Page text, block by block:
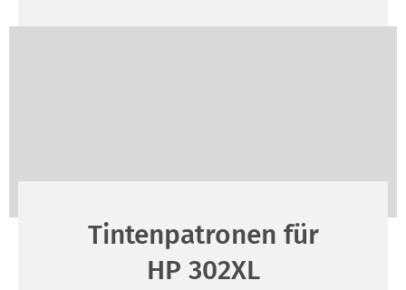
Tintenpatronen für
HP 302XL